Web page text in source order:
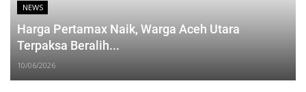
NEWS
Harga Pertamax Naik, Warga Aceh Utara
Terpaksa Beralih...
10/06/2026